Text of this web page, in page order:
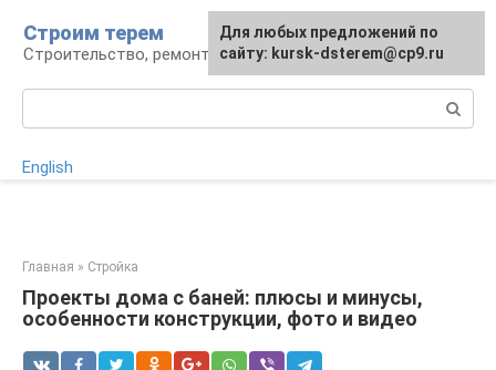
контенту
Строим терем
Строительство, ремонт, ландшафт
English
Главная » Стройка
Проекты дома с баней: плюсы и минусы,
особенности конструкции, фото и видео
Для любых предложений по
сайту: kursk-dsterem@cp9.ru